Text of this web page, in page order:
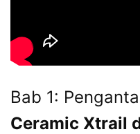
Bab 1:
Ceramic Xtrail